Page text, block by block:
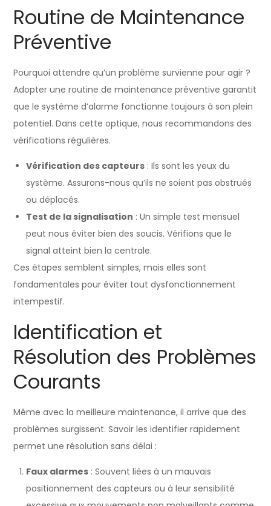
Routine de Maintenance
Préventive
Pourquoi attendre qu’un problème survienne pour agir ?
Adopter une routine de maintenance préventive garantit
que le système d’alarme fonctionne toujours à son plein
potentiel. Dans cette optique, nous recommandons des
vérifications régulières.
Vérification des capteurs : Ils sont les yeux du
système. Assurons-nous qu’ils ne soient pas obstrués
ou déplacés.
Test de la signalisation : Un simple test mensuel
peut nous éviter bien des soucis. Vérifions que le
signal atteint bien la centrale.
Ces étapes semblent simples, mais elles sont
fondamentales pour éviter tout dysfonctionnement
intempestif.
Identification et
Résolution des Problèmes
Courants
Même avec la meilleure maintenance, il arrive que des
problèmes surgissent. Savoir les identifier rapidement
permet une résolution sans délai :
Faux alarmes : Souvent liées à un mauvais
positionnement des capteurs ou à leur sensibilité